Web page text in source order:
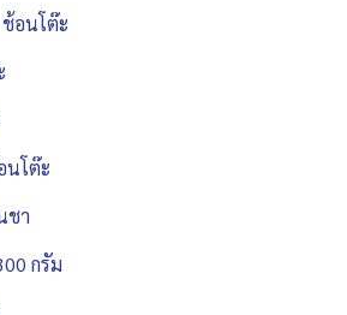
อนโต๊ะ
นโต๊ะ
ชา
กรัม